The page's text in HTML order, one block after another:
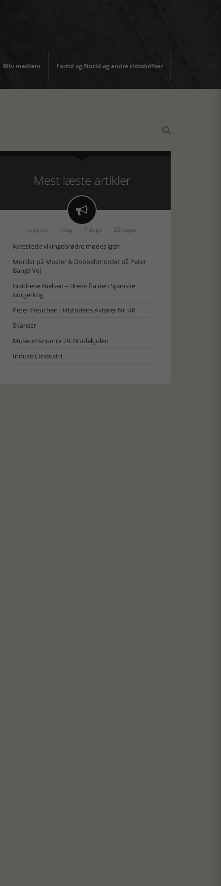
Bliv medlem Fortid og Nutid og andre tidsskrifter

Mest læste artikler

Lige nu I dag 7 dage 28 dage
Kvæstede vikingebrødre mødes igen
Mordet på Moster & Dobbeltmordet på Peter
Bangs Vej
Brødrene Nielsen – Breve fra den Spanske
Borgerkrig
Peter Freuchen - Historiens Aktører Nr. 46
Skanser
Museumsnumre 29: Brudekjolen
Industri, Industri